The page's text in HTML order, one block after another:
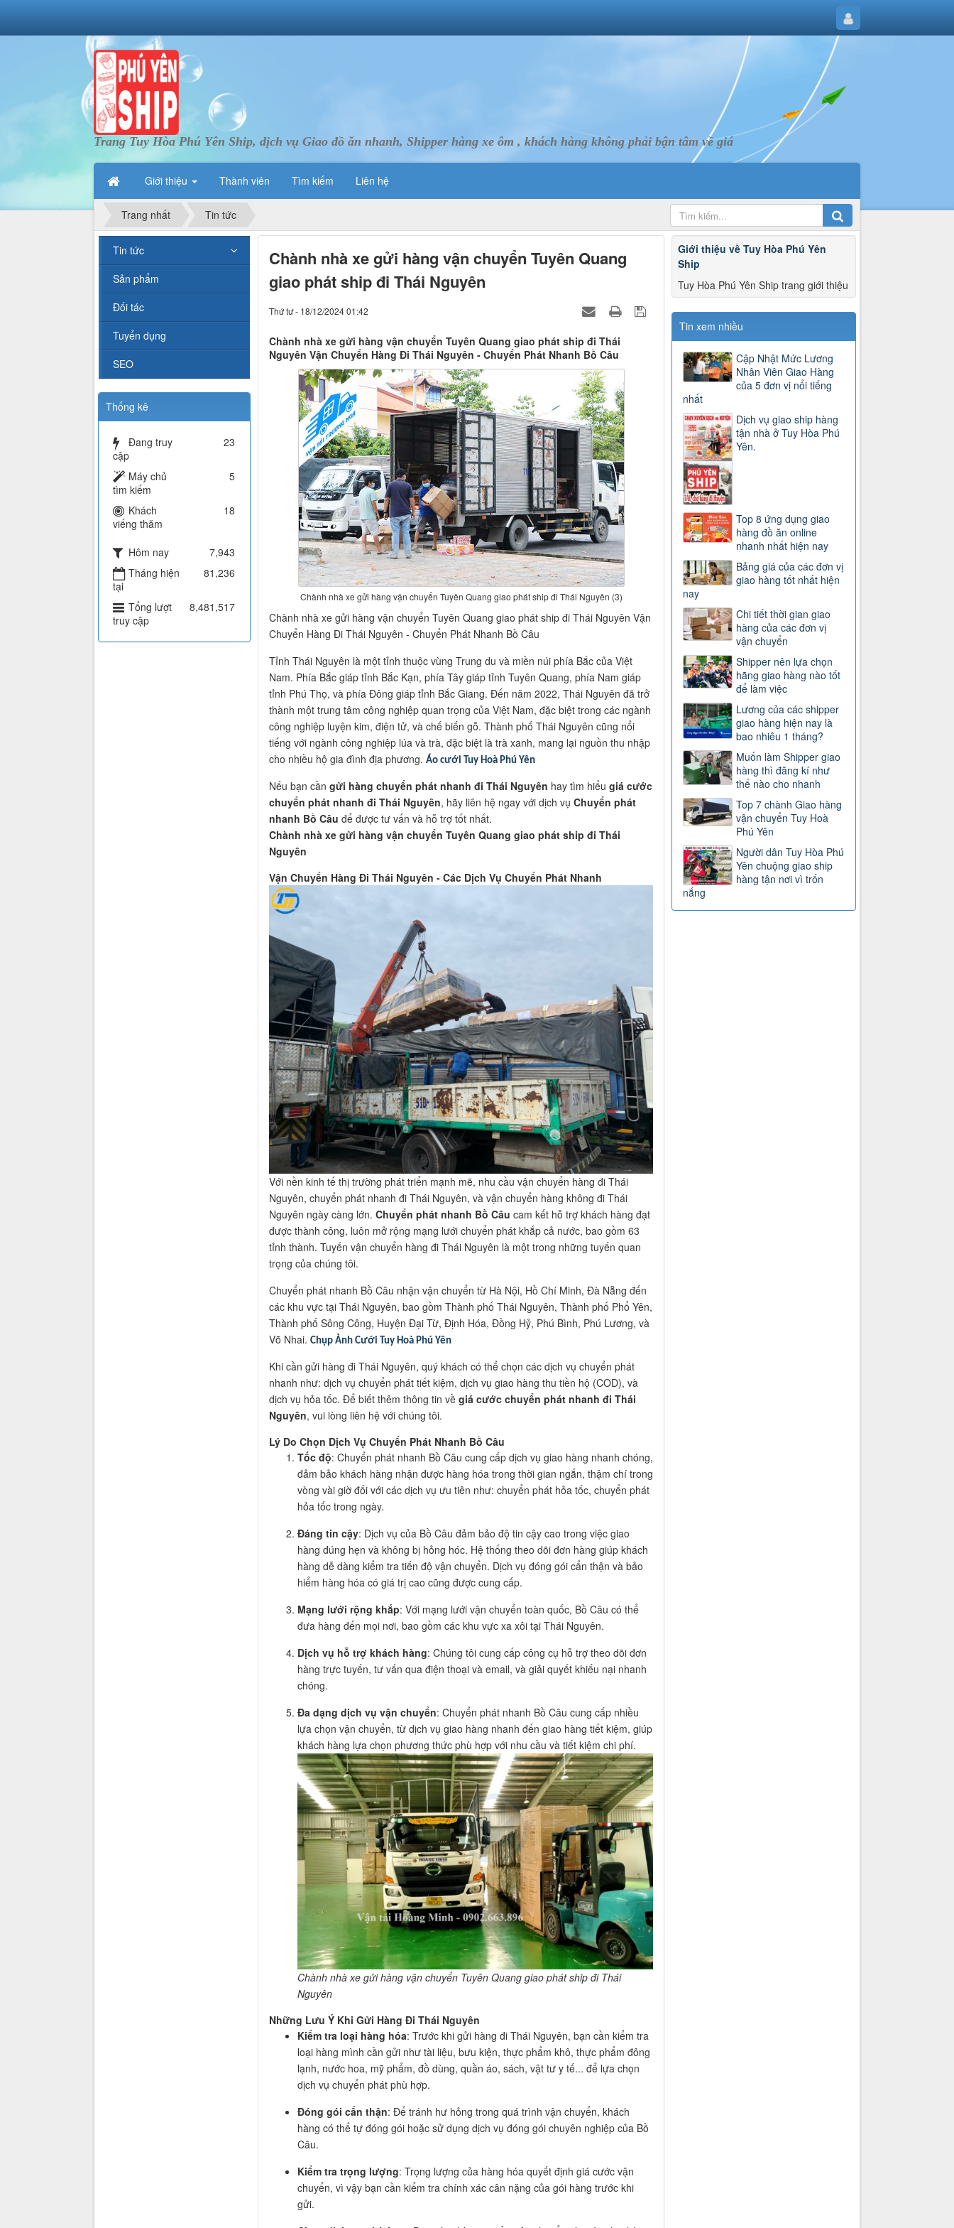
Trang Tuy Hòa Phú Yên Ship, dịch vụ Giao đồ ăn nhanh, Shipper hàng xe ôm , khách hàng không phải bận tâm về giá
Giới thiệu Thành viên Tìm kiếm Liên hệ
Trang nhất Tin tức
Chành nhà xe gửi hàng vận chuyển Tuyên Quang
giao phát ship đi Thái Nguyên
Thứ tư - 18/12/2024 01:42
Chành nhà xe gửi hàng vận chuyển Tuyên Quang giao phát ship đi Thái
Nguyên Vận Chuyển Hàng Đi Thái Nguyên - Chuyển Phát Nhanh Bồ Câu
Chành nhà xe gửi hàng vận chuyển Tuyên Quang giao phát ship đi Thái Nguyên (3)
Chành nhà xe gửi hàng vận chuyển Tuyên Quang giao phát ship đi Thái Nguyên Vận
Chuyển Hàng Đi Thái Nguyên - Chuyển Phát Nhanh Bồ Câu
Tỉnh Thái Nguyên là một tỉnh thuộc vùng Trung du và miền núi phía Bắc của Việt
Nam. Phía Bắc giáp tỉnh Bắc Kạn, phía Tây giáp tỉnh Tuyên Quang, phía Nam giáp
tỉnh Phú Thọ, và phía Đông giáp tỉnh Bắc Giang. Đến năm 2022, Thái Nguyên đã trở
thành một trung tâm công nghiệp quan trọng của Việt Nam, đặc biệt trong các ngành
công nghiệp luyện kim, điện tử, và chế biến gỗ. Thành phố Thái Nguyên cũng nổi
tiếng với ngành công nghiệp lúa và trà, đặc biệt là trà xanh, mang lại nguồn thu nhập
cho nhiều hộ gia đình địa phương. Áo cưới Tuy Hoà Phú Yên
Nếu bạn cần gửi hàng chuyển phát nhanh đi Thái Nguyên hay tìm hiểu giá cước
chuyển phát nhanh đi Thái Nguyên, hãy liên hệ ngay với dịch vụ Chuyển phát
nhanh Bồ Câu để được tư vấn và hỗ trợ tốt nhất.
Chành nhà xe gửi hàng vận chuyển Tuyên Quang giao phát ship đi Thái
Nguyên
Vận Chuyển Hàng Đi Thái Nguyên - Các Dịch Vụ Chuyển Phát Nhanh
Với nền kinh tế thị trường phát triển mạnh mẽ, nhu cầu vận chuyển hàng đi Thái
Nguyên, chuyển phát nhanh đi Thái Nguyên, và vận chuyển hàng không đi Thái
Nguyên ngày càng lớn. Chuyển phát nhanh Bồ Câu cam kết hỗ trợ khách hàng đạt
được thành công, luôn mở rộng mạng lưới chuyển phát khắp cả nước, bao gồm 63
tỉnh thành. Tuyến vận chuyển hàng đi Thái Nguyên là một trong những tuyến quan
trọng của chúng tôi.
Chuyển phát nhanh Bồ Câu nhận vận chuyển từ Hà Nội, Hồ Chí Minh, Đà Nẵng đến
các khu vực tại Thái Nguyên, bao gồm Thành phố Thái Nguyên, Thành phố Phổ Yên,
Thành phố Sông Công, Huyện Đại Từ, Định Hóa, Đồng Hỷ, Phú Bình, Phú Lương, và
Võ Nhai. Chụp Ảnh Cưới Tuy Hoà Phú Yên
Khi cần gửi hàng đi Thái Nguyên, quý khách có thể chọn các dịch vụ chuyển phát
nhanh như: dịch vụ chuyển phát tiết kiệm, dịch vụ giao hàng thu tiền hộ (COD), và
dịch vụ hỏa tốc. Để biết thêm thông tin về giá cước chuyển phát nhanh đi Thái
Nguyên, vui lòng liên hệ với chúng tôi.
Lý Do Chọn Dịch Vụ Chuyển Phát Nhanh Bồ Câu
Tốc độ: Chuyển phát nhanh Bồ Câu cung cấp dịch vụ giao hàng nhanh chóng,
đảm bảo khách hàng nhận được hàng hóa trong thời gian ngắn, thậm chí trong
vòng vài giờ đối với các dịch vụ ưu tiên như: chuyển phát hỏa tốc, chuyển phát
hỏa tốc trong ngày.
Đáng tin cậy: Dịch vụ của Bồ Câu đảm bảo độ tin cậy cao trong việc giao
hàng đúng hẹn và không bị hỏng hóc. Hệ thống theo dõi đơn hàng giúp khách
hàng dễ dàng kiểm tra tiến độ vận chuyển. Dịch vụ đóng gói cẩn thận và bảo
hiểm hàng hóa có giá trị cao cũng được cung cấp.
Mạng lưới rộng khắp: Với mạng lưới vận chuyển toàn quốc, Bồ Câu có thể
đưa hàng đến mọi nơi, bao gồm các khu vực xa xôi tại Thái Nguyên.
Dịch vụ hỗ trợ khách hàng: Chúng tôi cung cấp công cụ hỗ trợ theo dõi đơn
hàng trực tuyến, tư vấn qua điện thoại và email, và giải quyết khiếu nại nhanh
chóng.
Đa dạng dịch vụ vận chuyển: Chuyển phát nhanh Bồ Câu cung cấp nhiều
lựa chọn vận chuyển, từ dịch vụ giao hàng nhanh đến giao hàng tiết kiệm, giúp
khách hàng lựa chọn phương thức phù hợp với nhu cầu và tiết kiệm chi phí.
Chành nhà xe gửi hàng vận chuyển Tuyên Quang giao phát ship đi Thái
Nguyên
Những Lưu Ý Khi Gửi Hàng Đi Thái Nguyên
Kiểm tra loại hàng hóa: Trước khi gửi hàng đi Thái Nguyên, bạn cần kiểm tra
loại hàng mình cần gửi như tài liệu, bưu kiện, thực phẩm khô, thực phẩm đông
lạnh, nước hoa, mỹ phẩm, đồ dùng, quần áo, sách, vật tư y tế... để lựa chọn
dịch vụ chuyển phát phù hợp.
Đóng gói cẩn thận: Để tránh hư hỏng trong quá trình vận chuyển, khách
hàng có thể tự đóng gói hoặc sử dụng dịch vụ đóng gói chuyên nghiệp của Bồ
Câu.
Kiểm tra trọng lượng: Trọng lượng của hàng hóa quyết định giá cước vận
chuyển, vì vậy bạn cần kiểm tra chính xác cân nặng của gói hàng trước khi
gửi.
Giới thiệu về Tuy Hòa Phú Yên
Ship
Tuy Hòa Phú Yên Ship trang giới thiệu
Tin xem nhiều
Cập Nhật Mức Lương
Nhân Viên Giao Hàng
của 5 đơn vị nổi tiếng
nhất
Dịch vụ giao ship hàng
tận nhà ở Tuy Hòa Phú
Yên.
Top 8 ứng dụng giao
hàng đồ ăn online
nhanh nhất hiện nay
Bảng giá của các đơn vị
giao hàng tốt nhất hiện
nay
Chi tiết thời gian giao
hàng của các đơn vị
vận chuyển
Shipper nên lựa chọn
hãng giao hàng nào tốt
để làm việc
Lương của các shipper
giao hàng hiện nay là
bao nhiêu 1 tháng?
Muốn làm Shipper giao
hàng thì đăng kí như
thế nào cho nhanh
Top 7 chành Giao hàng
vận chuyển Tuy Hoà
Phú Yên
Người dân Tuy Hòa Phú
Yên chuộng giao ship
hàng tận nơi vì trốn
nắng
Tin tức
Sản phẩm
Đối tác
Tuyển dụng
SEO
Thống kê
Đang truy
cập
23
Máy chủ
tìm kiếm
5
Khách
viếng thăm
18
Hôm nay
7,943
Tháng hiện
tại
81,236
Tổng lượt
truy cập
8,481,517